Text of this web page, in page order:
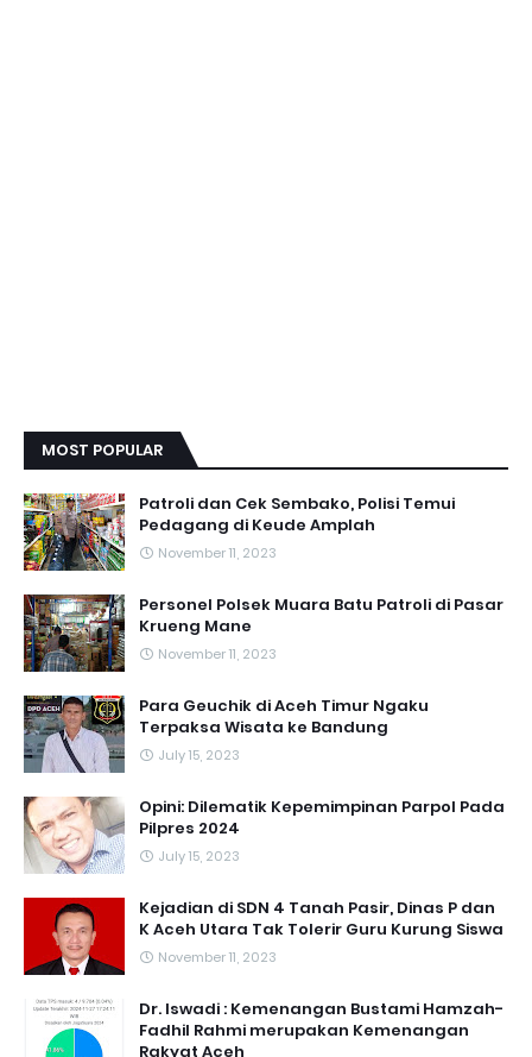
MOST POPULAR
Patroli dan Cek Sembako, Polisi Temui
Pedagang di Keude Amplah
November 11, 2023
Personel Polsek Muara Batu Patroli di Pasar
Krueng Mane
November 11, 2023
Para Geuchik di Aceh Timur Ngaku
Terpaksa Wisata ke Bandung
July 15, 2023
Opini: Dilematik Kepemimpinan Parpol Pada
Pilpres 2024
July 15, 2023
Kejadian di SDN 4 Tanah Pasir, Dinas P dan
K Aceh Utara Tak Tolerir Guru Kurung Siswa
November 11, 2023
Dr. Iswadi : Kemenangan Bustami Hamzah-
Fadhil Rahmi merupakan Kemenangan
Rakyat Aceh